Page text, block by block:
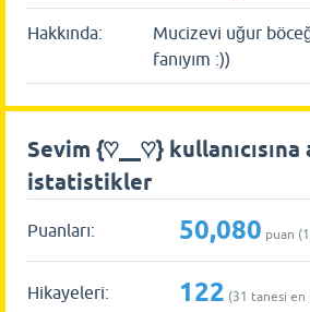
Hakkında:
Mucizevi uğur
fanıyım :))
Sevim {♡__♡} kullanıcısına
istatistikler
Puanları: 50,080 puan (
Hikayeleri: 122 (31 tanesi en